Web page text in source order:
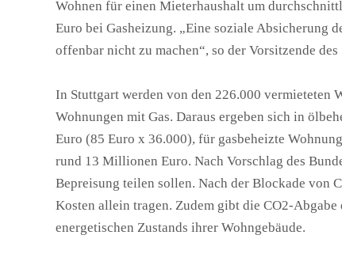
Wohnen für einen Mieterhaushalt um
Euro bei Gasheizung. „Eine soziale Absicherung
offenbar nicht zu machen“, so der Vorsitzende
In Stuttgart werden von den 226.000 vermieteten
Wohnungen mit Gas. Daraus ergeben sich in
Euro (85 Euro x 36.000), für gasbeheizte
rund 13 Millionen Euro. Nach Vorschlag des
Bepreisung teilen sollen. Nach der Blockade von
Kosten allein tragen. Zudem gibt die CO2-
energetischen Zustands ihrer Wohngebäude.